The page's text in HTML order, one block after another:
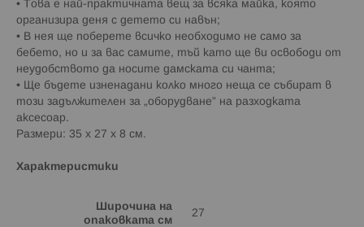
• Това е най-практичната вещ за всяка майка, която
организира деня с детето си навън;
• В нея ще поберете всичко необходимо не само за
бебето, но и за вас самите, тъй като ще ви освободи от
неудобството да носите дамската си чанта;
• Ще бъдете изненадани колко много неща се събират в
този задължителен за „оборудване” на разходката
аксесоар.
Размери: 35 х 27 х 8 см.
Характеристики
Широчина на
опаковката см
27